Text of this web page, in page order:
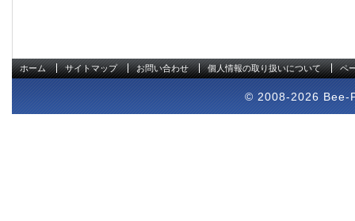
ホーム サイトマップ お問い合わせ 個人情報の取り扱いについて ペ
© 2008-2026 Bee-